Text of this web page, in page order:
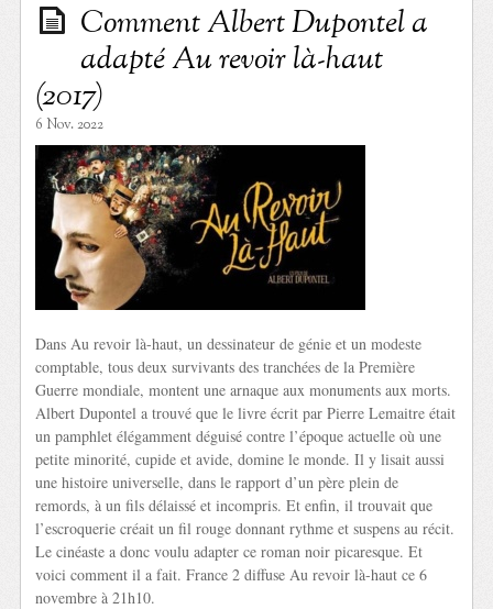
Comment Albert Dupontel a
adapté Au revoir là-haut
(2017)
6 Nov. 2022
Dans Au revoir là-haut, un dessinateur de génie et un modeste
comptable, tous deux survivants des tranchées de la Première
Guerre mondiale, montent une arnaque aux monuments aux morts.
Albert Dupontel a trouvé que le livre écrit par Pierre Lemaitre était
un pamphlet élégamment déguisé contre l’époque actuelle où une
petite minorité, cupide et avide, domine le monde. Il y lisait aussi
une histoire universelle, dans le rapport d’un père plein de
remords, à un fils délaissé et incompris. Et enfin, il trouvait que
l’escroquerie créait un fil rouge donnant rythme et suspens au récit.
Le cinéaste a donc voulu adapter ce roman noir picaresque. Et
voici comment il a fait. France 2 diffuse Au revoir là-haut ce 6
novembre à 21h10.